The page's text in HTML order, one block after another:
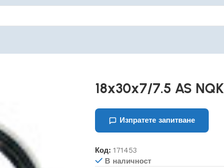
18x30x7/7.5 AS NQK
Изпратете запитване
Код: 171453
В наличност